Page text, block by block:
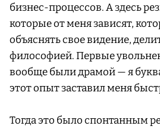
бизнес-процессов. А здесь
которые от меня зависят,
объяснять свое видение,
философией. Первые
вообще были драмой — я
этот опыт заставил меня
Тогда это было спонтанным